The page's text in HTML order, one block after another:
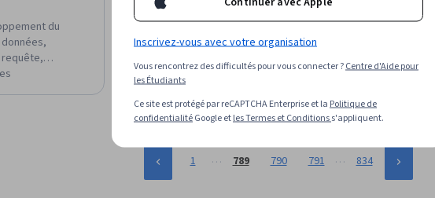
du
requête,
Gestion
de suivi des dépenses
Compétences que vous acquerrez:Microsoft Copilot,
Structures de données, Interface utilisateur (UI), IA générative,
Environnement de développement, Outils de test, Microsoft
Power Platform, Développement sans code, Application de
base de données, Conception de l'interface utilisateur (UI),
Développement d'applications
Débutant · Projet Guidé · Moins de 2 heures
1 … 789 790 791 … 834
Inscrivez-vous avec votre organisation
Vous rencontrez des difficultés pour vous connecter ?Centre d'Aide pour
les Étudiants
Ce site est protégé par reCAPTCHA Enterprise et laPolitique de
confidentialitéGoogle etles Termes et Conditionss'appliquent.